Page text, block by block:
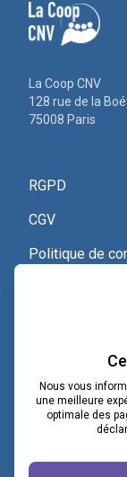
La Coop CNV
128 rue de la
75008 Paris
RGPD
CGV
Politique de
Voir le
La page
Nous vous
une meilleure
optimale des